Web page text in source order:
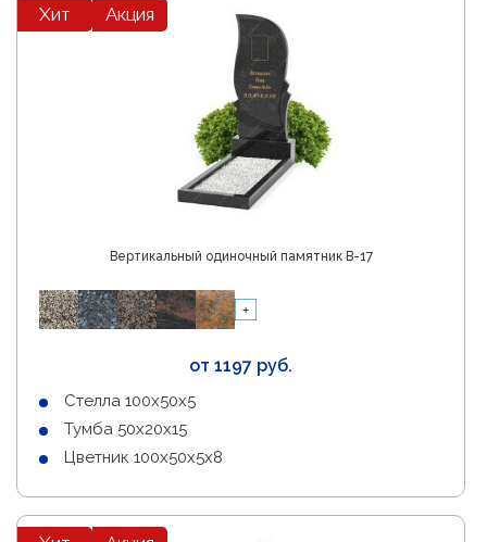
Хит Акция
Вертикальный одиночный памятник В-17
от 1197 руб.
Стелла 100х50х5
Тумба 50х20х15
Цветник 100х50х5х8